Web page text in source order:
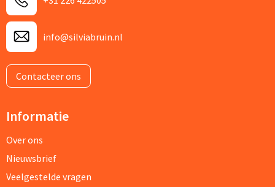
info@silviabruin.nl
Contacteer ons
Informatie
Over ons
Nieuwsbrief
Veelgestelde vragen